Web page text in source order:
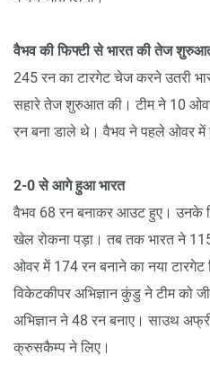
वैभव की फिफ्टी से भारत की तेज
245 रन का टारगेट चेज करने उतरी
सहारे तेज शुरुआत की। टीम ने 10
रन बना डाले थे। वैभव ने पहले ओवर में
2-0 से आगे हुआ भारत
वैभव 68 रन बनाकर आउट हुए। उनके
खेल रोकना पड़ा। तब तक भारत ने
ओवर में 174 रन बनाने का नया टारगेट
विकेटकीपर अभिज्ञान कुंडु ने टीम को
अभिज्ञान ने 48 रन बनाए। साउथ
क्रुसकैम्प ने लिए।